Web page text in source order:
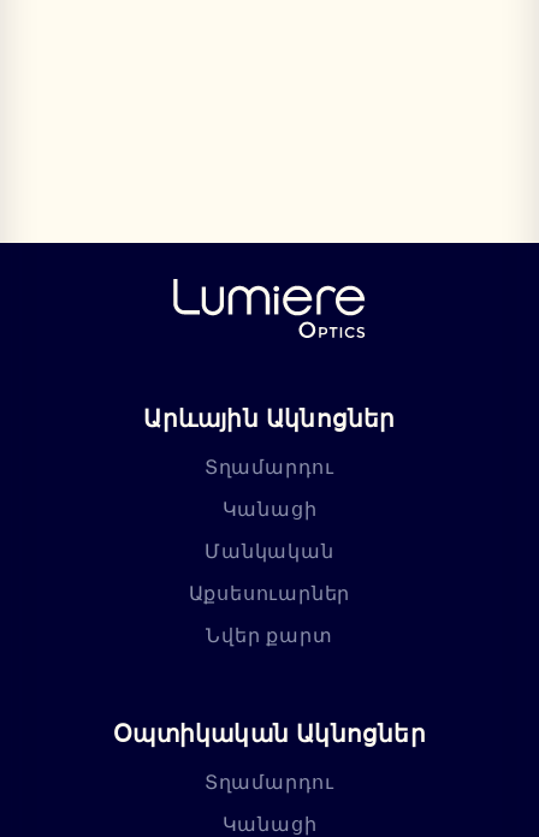
Արևային Ակնոցներ
Տղամարդու
Կանացի
Մանկական
Աքսեսուարներ
Նվեր քարտ
Օպտիկական Ակնոցներ
Տղամարդու
Կանացի